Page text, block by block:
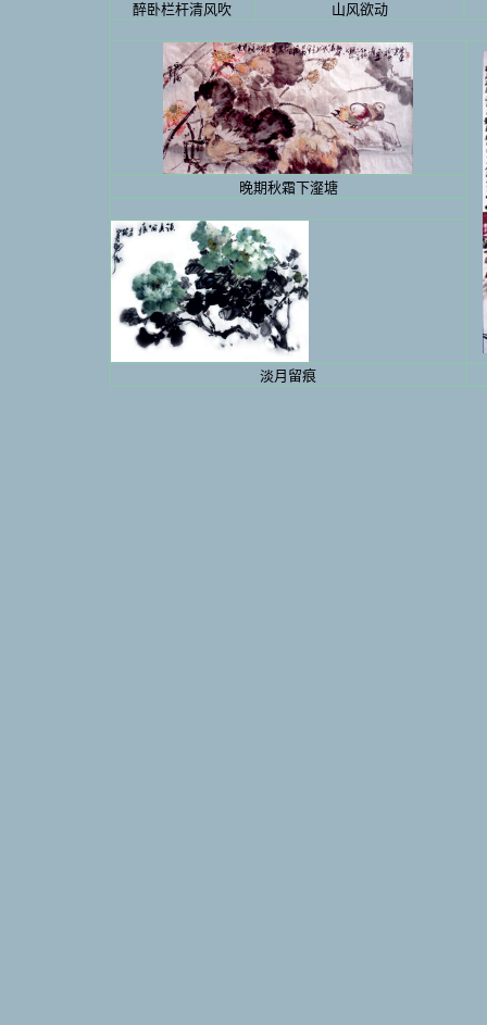
醉卧栏杆清风吹 山风欲动
晚期秋霜下瀣塘
淡月留痕